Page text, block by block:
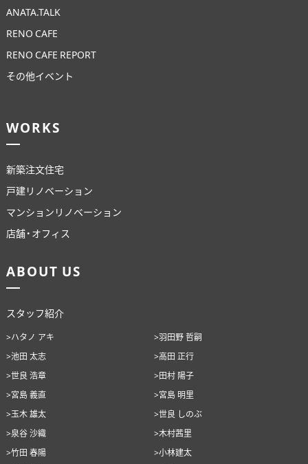
ANATA.TALK
RENO CAFE
RENO CAFE REPORT
その他イベント
WORKS
新築注文住宅
戸建リノベーション
マンションリノベーション
店舗・オフィス
ABOUT US
スタッフ紹介
>ハタノ アキ
>羽田野 哲嗣
>池田 太志
>高田 正行
>世良 浩章
>田村 陽子
>宮島 義直
>宮島 明里
>玉木 雄太
>世良 しのぶ
>泉谷 沙織
>木村茜里
>竹田 春陽
>小林建太